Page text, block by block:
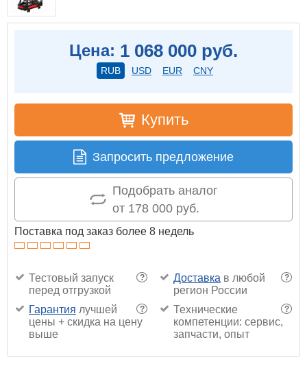
Цена: 1 068 000 руб.
RUB USD EUR CNY
Купить
Запросить предложение
Подобрать аналог
от 178 000 руб.
Поставка под заказ более 8 недель
?
Тестовый запуск
перед отгрузкой
?
Доставка в любой
регион России
?
Гарантия лучшей
цены + скидка на цену
выше
?
Технические
компетенции: сервис,
запчасти, опыт